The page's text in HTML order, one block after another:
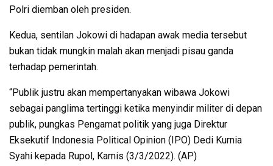
Polri diemban oleh presiden.
Kedua, sentilan Jokowi di hadapan awak media tersebut
bukan tidak mungkin malah akan menjadi pisau ganda
terhadap pemerintah.
“Publik justru akan mempertanyakan wibawa Jokowi
sebagai panglima tertinggi ketika menyindir militer di depan
publik, pungkas Pengamat politik yang juga Direktur
Eksekutif Indonesia Political Opinion (IPO) Dedi Kurnia
Syahi kepada Rupol, Kamis (3/3/2022). (AP)